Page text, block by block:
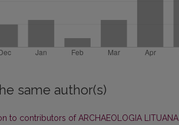
same author(s)
to contributors of ARCHAEOLOGIA LITUANA